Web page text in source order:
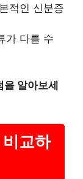
적인 신분증
가 다를 수
을 알아보세
교하